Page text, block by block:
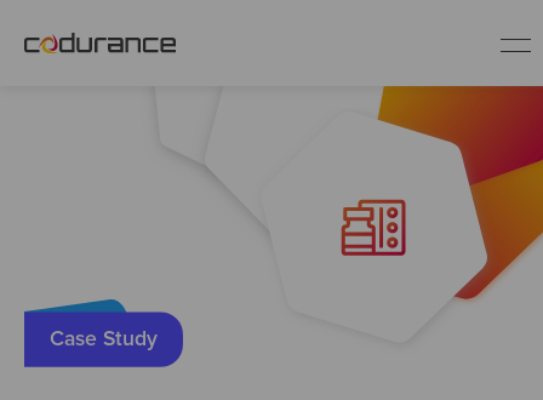
Buenas prácticas
Case Study